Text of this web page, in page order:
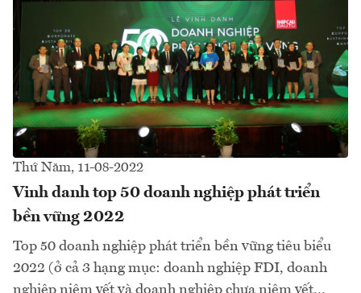
Thứ Năm, 11-08-2022
Vinh danh top 50 doanh nghiệp phát triển
bền vững 2022
Top 50 doanh nghiệp phát triển bền vững tiêu biểu
2022 (ở cả 3 hạng mục: doanh nghiệp FDI, doanh
nghiệp niêm yết và doanh nghiệp chưa niêm yết…